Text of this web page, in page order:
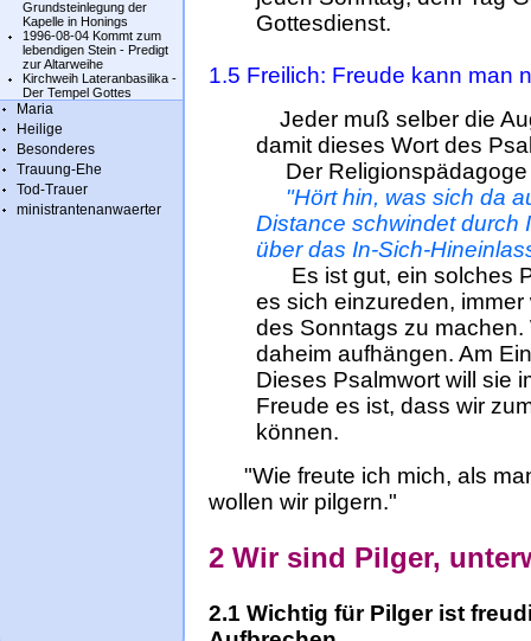
Grundsteinlegung der
Kapelle in Honings
1996-08-04 Kommt zum
lebendigen Stein - Predigt
zur Altarweihe
Kirchweih Lateranbasilika -
Der Tempel Gottes
Maria
Heilige
Besonderes
Trauung-Ehe
Tod-Trauer
ministrantenanwaerter
Gottesdienst.
1.5 Freilich: Freude kann man
Jeder muß selber die
damit dieses Wort des
Der Religionspädagoge
"Hört hin, was sich da
Distance schwindet durch
über das In-Sich-
Es ist gut, ein solches
es sich einzureden,
des Sonntags zu
daheim aufhängen. Am
Dieses Psalmwort will sie
Freude es ist, dass wir
können.
"Wie freute ich mich, als
wollen wir pilgern."
2 Wir sind Pilger,
2.1 Wichtig für Pilger ist